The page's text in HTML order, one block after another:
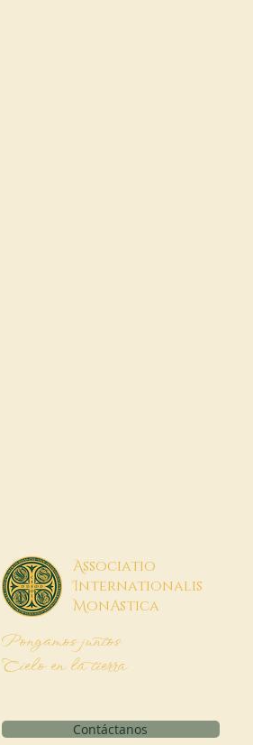
Associatio
Internationalis
MonAstica
Pongamos juntos
Cielo en la tierra
Contáctanos